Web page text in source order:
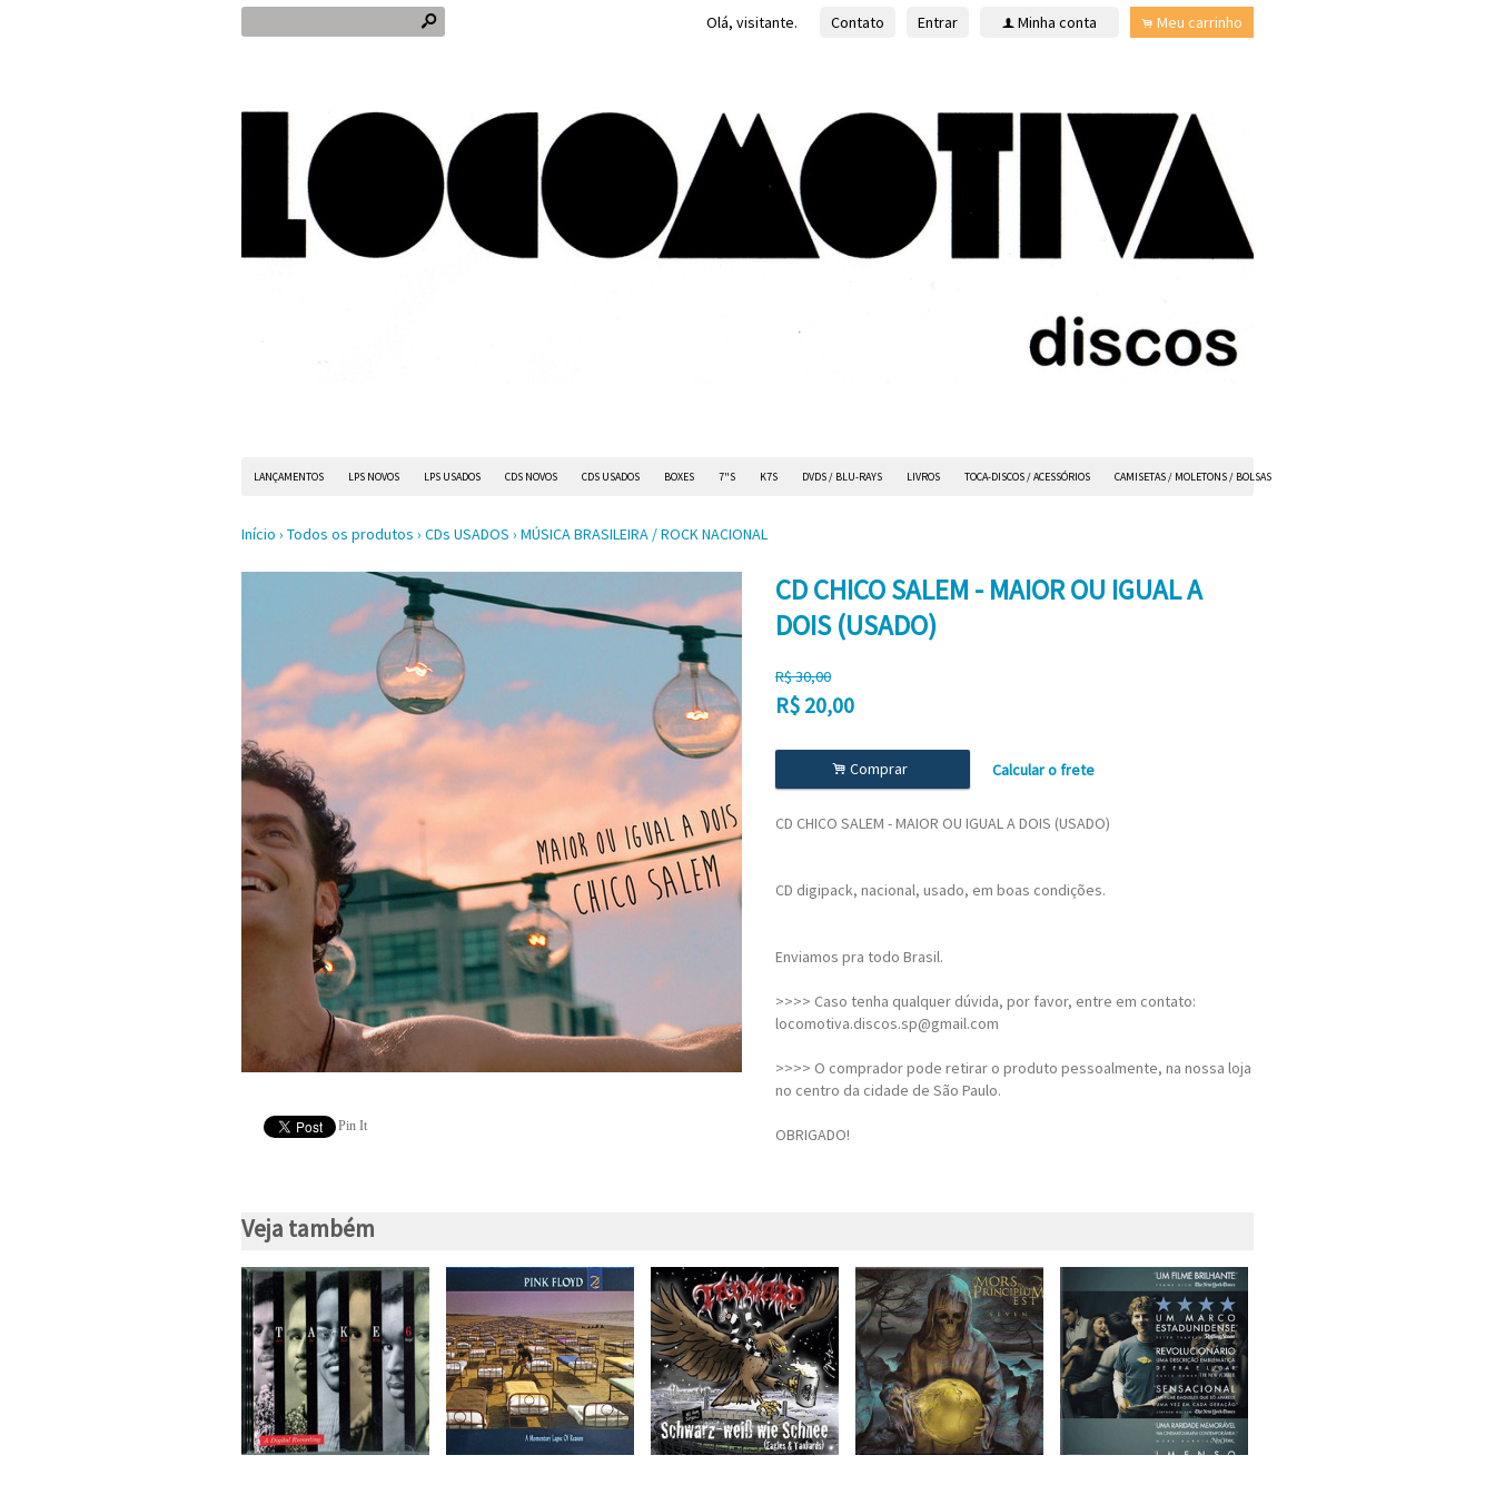
s Olá, visitante. Contato Entrar f Minha conta . Meu carrinho
LANÇAMENTOS LPS NOVOS LPS USADOS CDS NOVOS CDS USADOS BOXES 7"S K7S DVDS / BLU-RAYS LIVROS TOCA-DISCOS / ACESSÓRIOS CAMISETAS / MOLETONS / BOLSAS
Início › Todos os produtos › CDs USADOS › MÚSICA BRASILEIRA / ROCK NACIONAL
Pin It
CD CHICO SALEM - MAIOR OU IGUAL A
DOIS (USADO)
R$30,00
R$ 20,00
. Comprar Calcular o frete
CD CHICO SALEM - MAIOR OU IGUAL A DOIS (USADO)
CD digipack, nacional, usado, em boas condições.
Enviamos pra todo Brasil.
>>>> Caso tenha qualquer dúvida, por favor, entre em contato:
locomotiva.discos.sp@gmail.com
>>>> O comprador pode retirar o produto pessoalmente, na nossa loja
no centro da cidade de São Paulo.
OBRIGADO!
Veja também